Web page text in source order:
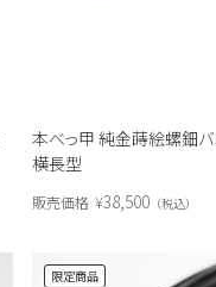
本べっ甲 純金蒔絵螺鈿
横長型
販売価格 ¥38,500 税込
限定商品